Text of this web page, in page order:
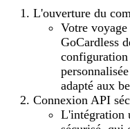
L'ouverture du
Votre
GoCardless
configuration
adapté aux
Connexion API
L'intégration